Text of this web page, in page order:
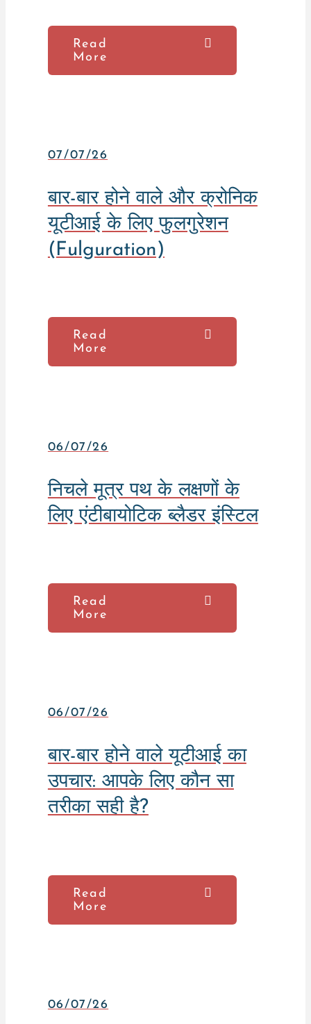
Read
More
07/07/26
बार-बार होने वाले और क्रोनिक
यूटीआई के लिए फुलगुरेशन
(Fulguration)
Read
More
06/07/26
निचले मूत्र पथ के लक्षणों के
लिए एंटीबायोटिक ब्लैडर इंस्टिल
Read
More
06/07/26
बार-बार होने वाले यूटीआई का
उपचार: आपके लिए कौन सा
तरीका सही है?
Read
More
06/07/26